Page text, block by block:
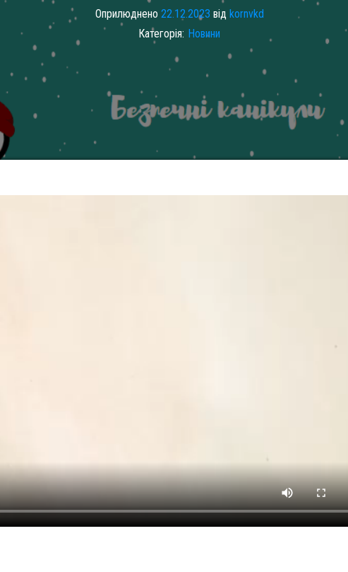
Оприлюднено 22.12.2023 від kornvkd
Категорія: Новини